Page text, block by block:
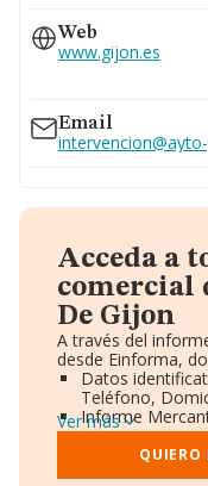
985181162
985181111
684...
Web
www.gijon.es
www.ayto-gijon.es
Email
Acceda a
comercial
De Gijon
A través del
desde Einforma,
Datos
Teléfono,
Informe
Gráficos de
Consejo de
Directivos y
Ver más
QUIERO